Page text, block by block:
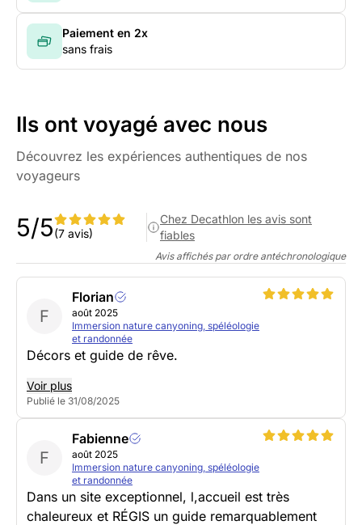
Paiement en 2x
sans frais
Ils ont voyagé avec nous
Découvrez les expériences authentiques de nos
voyageurs
5/5(7 avis)
Chez Decathlon les avis sont
fiables
Avis affichés par ordre antéchronologique
F
Florian
août 2025
Immersion nature canyoning, spéléologie
et randonnée
Décors et guide de rêve.
Voir plus
Publié le 31/08/2025
F
Fabienne
août 2025
Immersion nature canyoning, spéléologie
et randonnée
Dans un site exceptionnel, l,accueil est très
chaleureux et RÉGIS un guide remarquablement